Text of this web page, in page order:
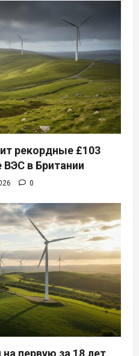
рекордные £103
в Британии
0
первую за 18 лет